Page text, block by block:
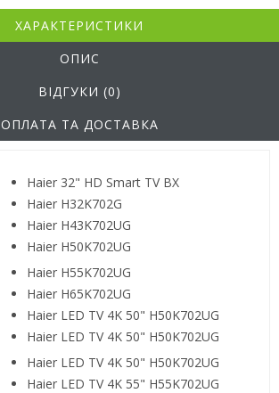
ХАРАКТЕРИСТИКИ
ОПИС
ВІДГУКИ (0)
ОПЛАТА ТА ДОСТАВКА
Haier 32" HD Smart TV BX
Haier H32K702G
Haier H43K702UG
Haier H50K702UG
Haier H55K702UG
Haier H65K702UG
Haier LED TV 4K 50" H50K702UG
Haier LED TV 4K 50" H50K702UG
Haier LED TV 4K 50" H50K702UG
Haier LED TV 4K 55" H55K702UG